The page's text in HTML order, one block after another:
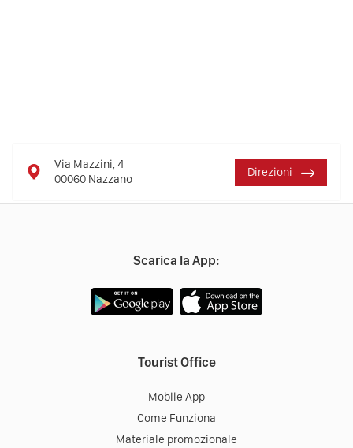
Via Mazzini, 4
00060 Nazzano
Direzioni
Scarica la App:
Tourist Office
Mobile App
Come Funziona
Materiale promozionale